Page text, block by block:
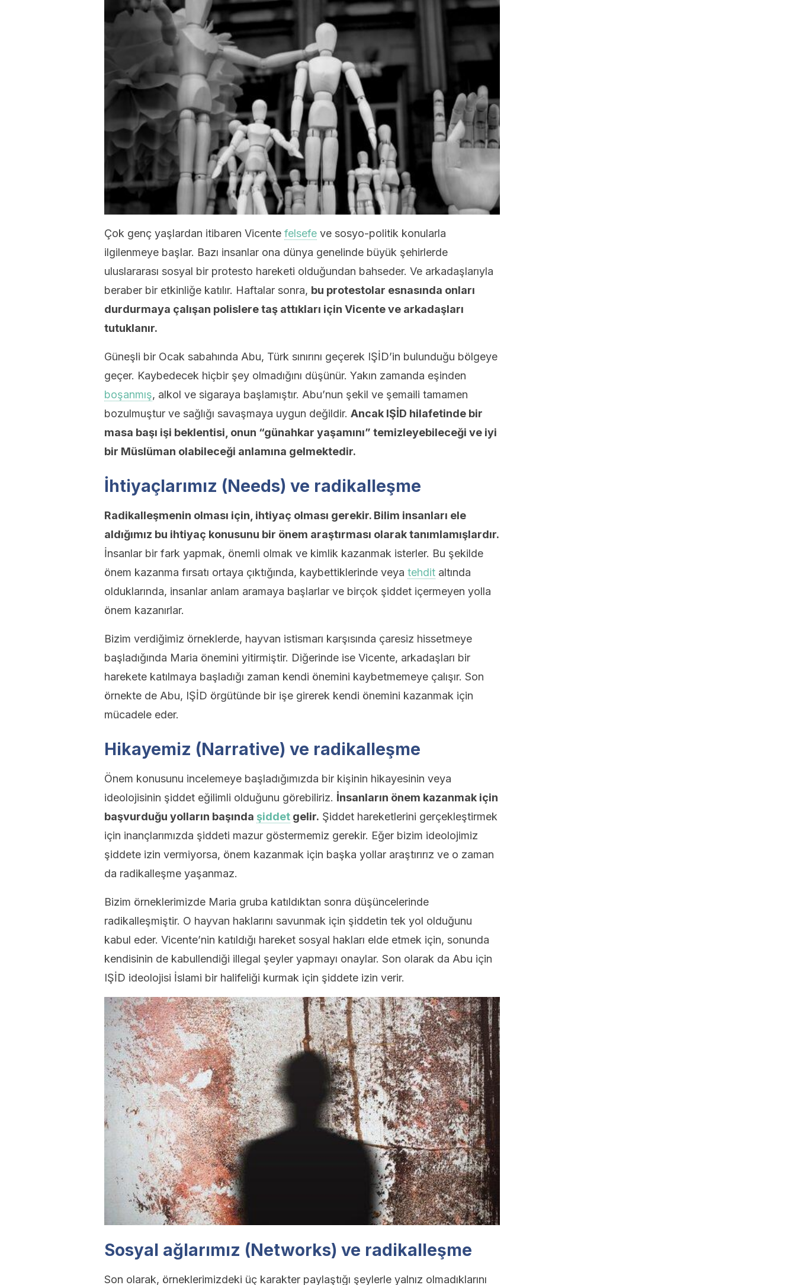
Çok genç yaşlardan itibaren Vicente felsefe ve sosyo-politik konularla
ilgilenmeye başlar. Bazı insanlar ona dünya genelinde büyük şehirlerde
uluslararası sosyal bir protesto hareketi olduğundan bahseder. Ve arkadaşlarıyla
beraber bir etkinliğe katılır. Haftalar sonra, bu protestolar esnasında onları
durdurmaya çalışan polislere taş attıkları için Vicente ve arkadaşları
tutuklanır.
Güneşli bir Ocak sabahında Abu, Türk sınırını geçerek IŞİD’in bulunduğu bölgeye
geçer. Kaybedecek hiçbir şey olmadığını düşünür. Yakın zamanda eşinden
boşanmış, alkol ve sigaraya başlamıştır. Abu’nun şekil ve şemaili tamamen
bozulmuştur ve sağlığı savaşmaya uygun değildir. Ancak IŞİD hilafetinde bir
masa başı işi beklentisi, onun “günahkar yaşamını” temizleyebileceği ve iyi
bir Müslüman olabileceği anlamına gelmektedir.
İhtiyaçlarımız (Needs) ve radikalleşme
Radikalleşmenin olması için, ihtiyaç olması gerekir. Bilim insanları ele
aldığımız bu ihtiyaç konusunu bir önem araştırması olarak tanımlamışlardır.
İnsanlar bir fark yapmak, önemli olmak ve kimlik kazanmak isterler. Bu şekilde
önem kazanma fırsatı ortaya çıktığında, kaybettiklerinde veya tehdit altında
olduklarında, insanlar anlam aramaya başlarlar ve birçok şiddet içermeyen yolla
önem kazanırlar.
Bizim verdiğimiz örneklerde, hayvan istismarı karşısında çaresiz hissetmeye
başladığında Maria önemini yitirmiştir. Diğerinde ise Vicente, arkadaşları bir
harekete katılmaya başladığı zaman kendi önemini kaybetmemeye çalışır. Son
örnekte de Abu, IŞİD örgütünde bir işe girerek kendi önemini kazanmak için
mücadele eder.
Hikayemiz (Narrative) ve radikalleşme
Önem konusunu incelemeye başladığımızda bir kişinin hikayesinin veya
ideolojisinin şiddet eğilimli olduğunu görebiliriz. İnsanların önem kazanmak için
başvurduğu yolların başında şiddet gelir. Şiddet hareketlerini gerçekleştirmek
için inançlarımızda şiddeti mazur göstermemiz gerekir. Eğer bizim ideolojimiz
şiddete izin vermiyorsa, önem kazanmak için başka yollar araştırırız ve o zaman
da radikalleşme yaşanmaz.
Bizim örneklerimizde Maria gruba katıldıktan sonra düşüncelerinde
radikalleşmiştir. O hayvan haklarını savunmak için şiddetin tek yol olduğunu
kabul eder. Vicente’nin katıldığı hareket sosyal hakları elde etmek için, sonunda
kendisinin de kabullendiği illegal şeyler yapmayı onaylar. Son olarak da Abu için
IŞİD ideolojisi İslami bir halifeliği kurmak için şiddete izin verir.
Sosyal ağlarımız (Networks) ve radikalleşme
Son olarak, örneklerimizdeki üç karakter paylaştığı şeylerle yalnız olmadıklarını